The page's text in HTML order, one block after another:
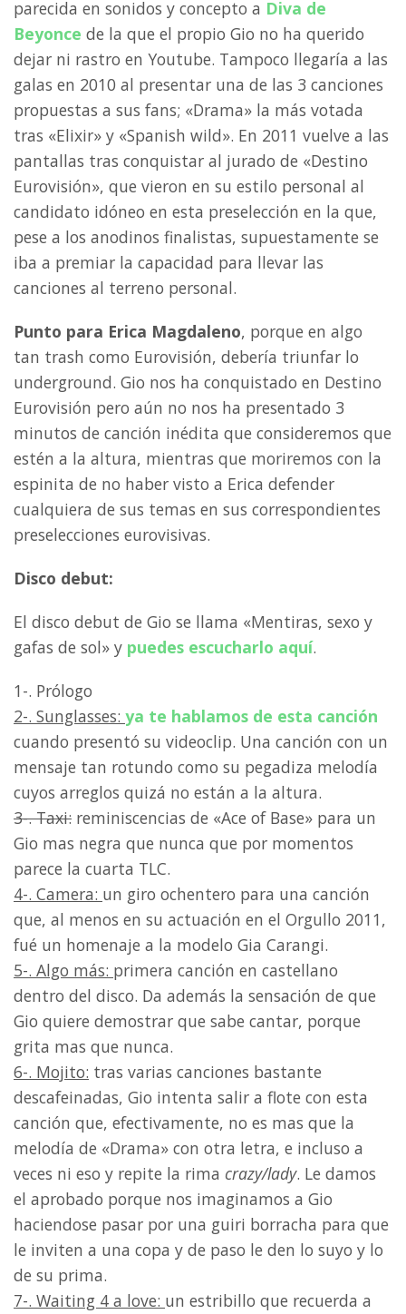
parecida en sonidos y concepto a Diva de
Beyonce de la que el propio Gio no ha querido
dejar ni rastro en Youtube. Tampoco llegaría a las
galas en 2010 al presentar una de las 3 canciones
propuestas a sus fans; «Drama» la más votada
tras «Elixir» y «Spanish wild». En 2011 vuelve a las
pantallas tras conquistar al jurado de «Destino
Eurovisión», que vieron en su estilo personal al
candidato idóneo en esta preselección en la que,
pese a los anodinos finalistas, supuestamente se
iba a premiar la capacidad para llevar las
canciones al terreno personal.
Punto para Erica Magdaleno, porque en algo
tan trash como Eurovisión, debería triunfar lo
underground. Gio nos ha conquistado en Destino
Eurovisión pero aún no nos ha presentado 3
minutos de canción inédita que consideremos que
estén a la altura, mientras que moriremos con la
espinita de no haber visto a Erica defender
cualquiera de sus temas en sus correspondientes
preselecciones eurovisivas.
Disco debut:
El disco debut de Gio se llama «Mentiras, sexo y
gafas de sol» y puedes escucharlo aquí.
1-. Prólogo
2-. Sunglasses: ya te hablamos de esta canción
cuando presentó su videoclip. Una canción con un
mensaje tan rotundo como su pegadiza melodía
cuyos arreglos quizá no están a la altura.
3-. Taxi: reminiscencias de «Ace of Base» para un
Gio mas negra que nunca que por momentos
parece la cuarta TLC.
4-. Camera: un giro ochentero para una canción
que, al menos en su actuación en el Orgullo 2011,
fué un homenaje a la modelo Gia Carangi.
5-. Algo más: primera canción en castellano
dentro del disco. Da además la sensación de que
Gio quiere demostrar que sabe cantar, porque
grita mas que nunca.
6-. Mojito: tras varias canciones bastante
descafeinadas, Gio intenta salir a flote con esta
canción que, efectivamente, no es mas que la
melodía de «Drama» con otra letra, e incluso a
veces ni eso y repite la rima crazy/lady. Le damos
el aprobado porque nos imaginamos a Gio
haciendose pasar por una guiri borracha para que
le inviten a una copa y de paso le den lo suyo y lo
de su prima.
7-. Waiting 4 a love: un estribillo que recuerda a